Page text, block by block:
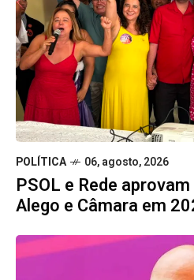
POLÍTICA 06, agosto, 2026
PSOL e Rede
Alego e Câmara em